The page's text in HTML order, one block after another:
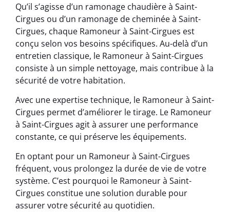
Qu’il s’agisse d’un ramonage chaudière à Saint-
Cirgues ou d’un ramonage de cheminée à Saint-
Cirgues, chaque Ramoneur à Saint-Cirgues est
conçu selon vos besoins spécifiques. Au-delà d’un
entretien classique, le Ramoneur à Saint-Cirgues
consiste à un simple nettoyage, mais contribue à la
sécurité de votre habitation.
Avec une expertise technique, le Ramoneur à Saint-
Cirgues permet d’améliorer le tirage. Le Ramoneur
à Saint-Cirgues agit à assurer une performance
constante, ce qui préserve les équipements.
En optant pour un Ramoneur à Saint-Cirgues
fréquent, vous prolongez la durée de vie de votre
système. C’est pourquoi le Ramoneur à Saint-
Cirgues constitue une solution durable pour
assurer votre sécurité au quotidien.